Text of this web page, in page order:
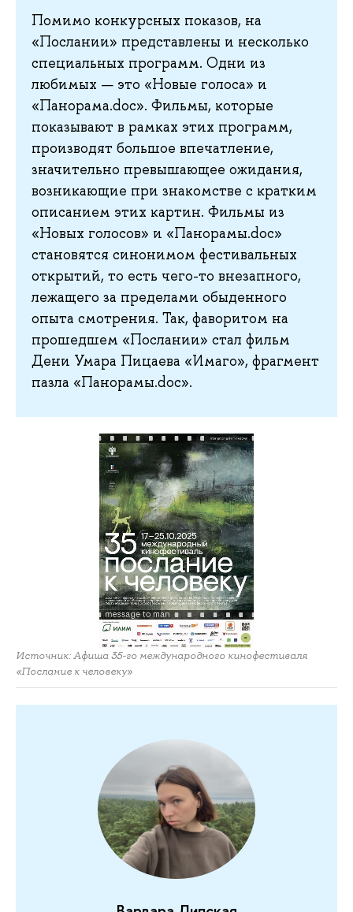
Помимо конкурсных показов, на
«Послании» представлены и несколько
специальных программ. Одни из
любимых — это «Новые голоса» и
«Панорама.doc». Фильмы, которые
показывают в рамках этих программ,
производят большое впечатление,
значительно превышающее ожидания,
возникающие при знакомстве с кратким
описанием этих картин. Фильмы из
«Новых голосов» и «Панорамы.doc»
становятся синонимом фестивальных
открытий, то есть чего-то внезапного,
лежащего за пределами обыденного
опыта смотрения. Так, фаворитом на
прошедшем «Послании» стал фильм
Дени Умара Пицаева «Имаго», фрагмент
пазла «Панорамы.doc».
Источник: Афиша 35-го международного кинофестиваля
«Послание к человеку»